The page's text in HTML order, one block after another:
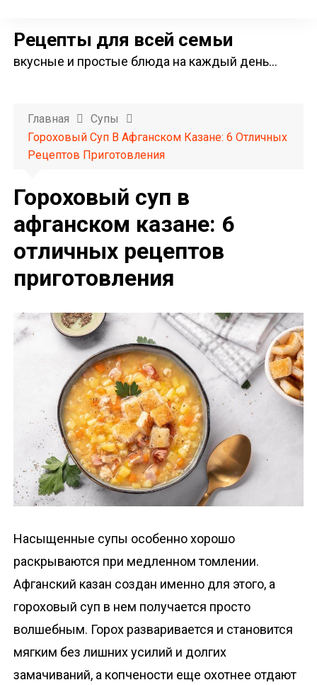
Рецепты для всей семьи
вкусные и простые блюда на каждый день…
Главная
Супы
Гороховый Суп В Афганском Казане: 6 Отличных
Рецептов Приготовления
Гороховый суп в
афганском казане: 6
отличных рецептов
приготовления
Насыщенные супы особенно хорошо
раскрываются при медленном томлении.
Афганский казан создан именно для этого, а
гороховый суп в нем получается просто
волшебным. Горох разваривается и становится
мягким без лишних усилий и долгих
замачиваний, а копчености еще охотнее отдают